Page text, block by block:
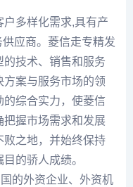
多样化需求,具有产
应商。菱信走专精发
技术、销售和服务
方案与服务市场的领
综合实力，使菱信
把握市场需求和发展
败之地，并始终保持
的骄人成绩。
的外资企业、外资机